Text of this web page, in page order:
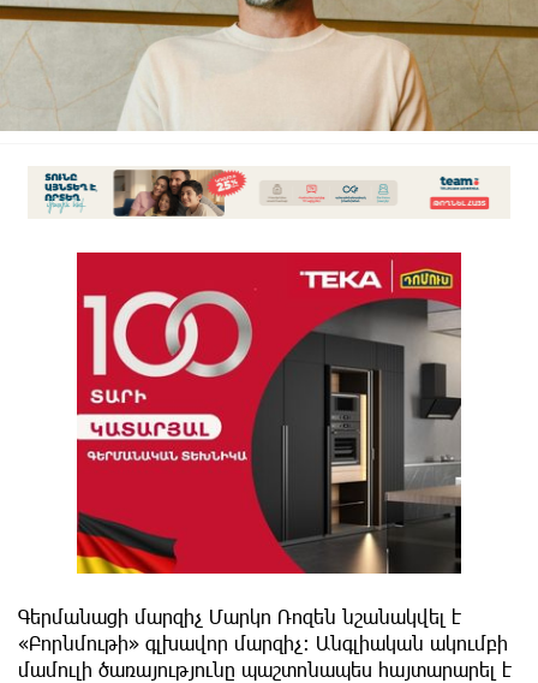
Գերմանացի մարզիչ Մարկո Ռոզեն նշանակվել է
«Բորնմութի» գլխավոր մարզիչ։ Անգլիական ակումբի
մամուլի ծառայությունը պաշտոնապես հայտարարել է